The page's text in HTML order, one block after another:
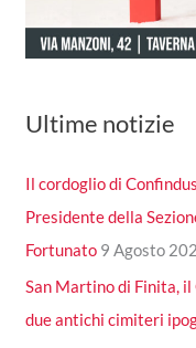
Ultime notizie
Il cordoglio di
Presidente della
Fortunato 9 Agosto
San Martino di Finita,
due antichi cimiteri